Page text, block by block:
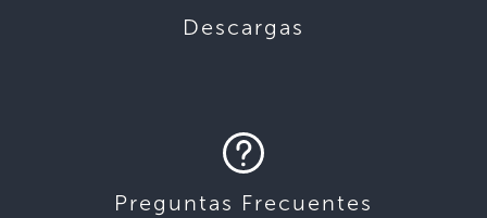
Descargas
Preguntas Frecuentes